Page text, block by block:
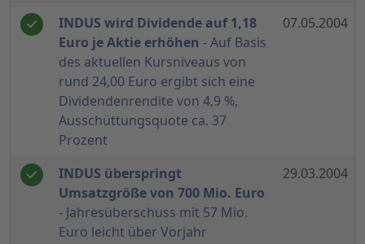
INDUS wird Dividende auf 1,18
Euro je Aktie erhöhen - Auf Basis
des aktuellen Kursniveaus von
rund 24,00 Euro ergibt sich eine
Dividendenrendite von 4,9 %,
Ausschüttungsquote ca. 37
Prozent
07.05.2004
INDUS überspringt
Umsatzgröße von 700 Mio. Euro
- Jahresüberschuss mit 57 Mio.
Euro leicht über Vorjahr
29.03.2004